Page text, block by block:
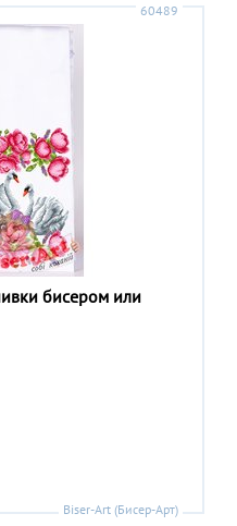
60489
бисером или
Biser-Art (Бисер-Арт)